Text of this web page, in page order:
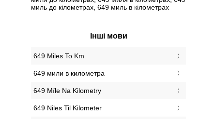
миль до кілометрах, 649 миль в кілометрах
Інші мови
‎649 Miles To Km
‎649 мили в километра
‎649 Míle Na Kilometry
‎649 Niles Til Kilometer